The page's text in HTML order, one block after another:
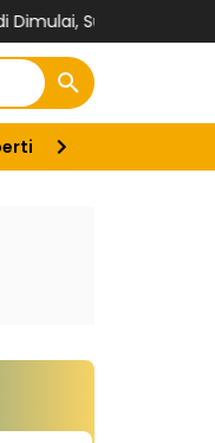
Ingatkan Publik